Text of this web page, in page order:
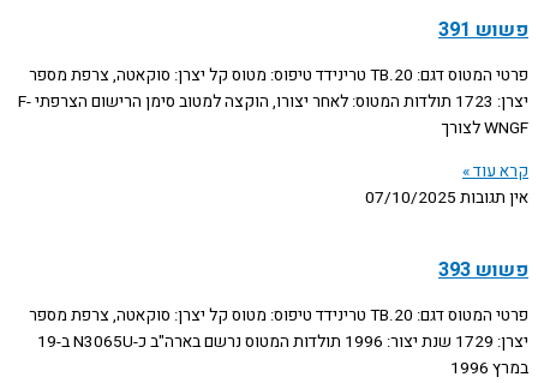
פשוש 391
פרטי המטוס דגם: TB.20 טרינידד טיפוס: מטוס קל יצרן: סוקאטה, צרפת מספר
יצרן: 1723 תולדות המטוס: לאחר יצורו, הוקצה למטוב סימן הרישום הצרפתי F-
WNGF לצורך
קרא עוד »
אין תגובות 07/10/2025
פשוש 393
פרטי המטוס דגם: TB.20 טרינידד טיפוס: מטוס קל יצרן: סוקאטה, צרפת מספר
יצרן: 1729 שנת יצור: 1996 תולדות המטוס נרשם בארה"ב כ-N3065U ב-19
במרץ 1996